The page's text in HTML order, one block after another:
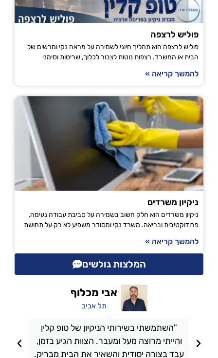
פוליש לרצפה
פוליש לרצפה הוא תהליך חיוני לשמירה על מראה נקי ומרשים של
הבית או המשרד. רצפות נוטות לצבור לכלוך, שריטות וסימני
להמשך קריאה »
ניקיון משרדים
ניקיון משרדים הוא חלק חשוב בשמירה על סביבת עבודה נעימה,
פרודוקטיבית ובריאה. משרד נקי ומסודר משפיע לא רק על תחושת
להמשך קריאה »
המלצות גולשים
"השתמשתי בשירותי הניקיון של טופ קלין
והייתי מרוצה מעל ומעבר. הצוות הגיע בזמן,
עבד בצורה יסודית והשאיר את הבית מבריק.
אבי מכלוף
תל אביב